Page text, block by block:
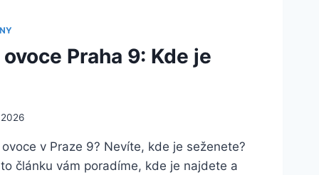
Praha 9: Kde je
2026
v Praze 9? Nevíte, kde je seženete?
článku vám poradíme, kde je najdete a